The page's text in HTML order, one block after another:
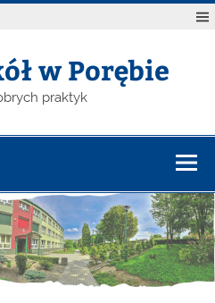
w Porębie
praktyk